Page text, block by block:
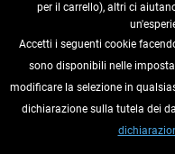
RECEDERE DAL
INFORMAZIONI
per il carrello), altri ci
Accetti i seguenti cookie
sono disponibili nelle
modificare la selezione in
dichiarazione sulla tutela dei